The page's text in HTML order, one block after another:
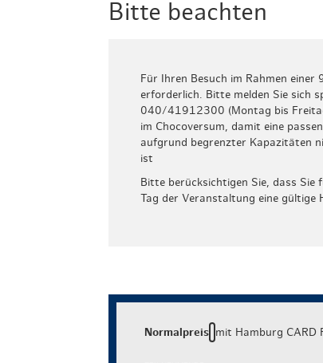
Bitte beachten
Für Ihren Besuch im Rahmen
erforderlich. Bitte melden Sie sich
040/41912300 (Montag bis
im Chocoversum, damit eine
aufgrund begrenzter Kapazitäten
ist
Bitte berücksichtigen Sie, dass Sie
Tag der Veranstaltung eine gültige
Normalpreis mit Hamburg CARD